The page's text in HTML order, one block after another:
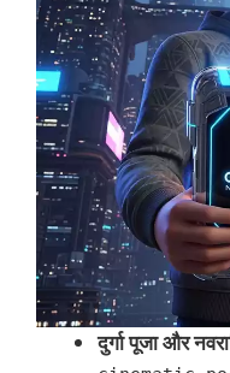
दुर्गा पूजा और